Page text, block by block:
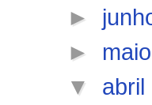
►
► maio
▼ abril